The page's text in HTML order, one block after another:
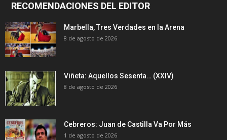
RECOMENDACIONES DEL EDITOR
Marbella, Tres Verdades en la Arena
8 de agosto de 2026
Viñeta: Aquellos Sesenta… (XXIV)
8 de agosto de 2026
Cebreros: Juan de Castilla Va Por Más
1 de agosto de 2026